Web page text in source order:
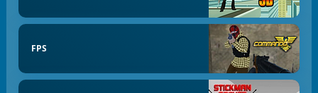
FPS